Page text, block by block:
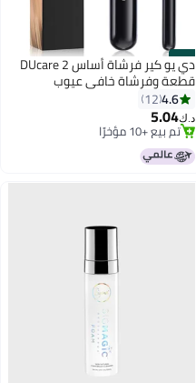
#16 دي يو كير فرشاة أساس DUcare 2
قطعة وفرشاة خافي عيوب
احترافية بجزء علوي مسطح من
فرشاة كابوكي للوجه ، مزج سائل
صناعي ، مسحوق معدني ، أدوات
ماكياج
4.6
12
د.ك‏5.04
تم بيع +10 مؤخرًا
تم بيع +10 مؤخرًا